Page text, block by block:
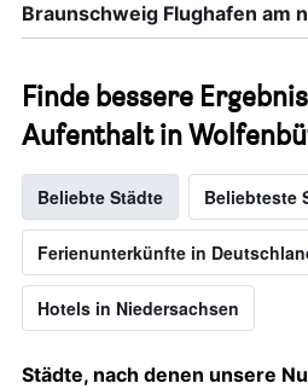
Braunschweig Flughafen am
Finde bessere
Aufenthalt in
Beliebte Städte Beliebteste
Ferienunterkünfte in
Hotels in Niedersachsen
Städte, nach denen unsere